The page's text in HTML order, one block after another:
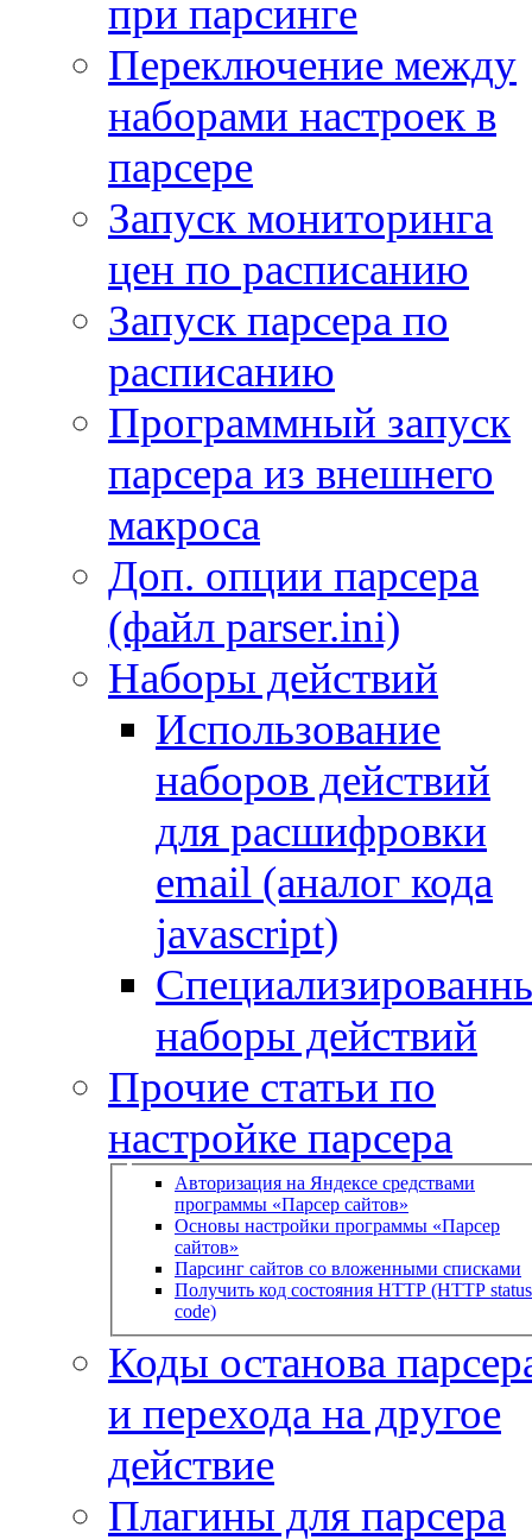
при парсинге
Переключение между
наборами настроек в
парсере
Запуск мониторинга
цен по расписанию
Запуск парсера по
расписанию
Программный запуск
парсера из внешнего
макроса
Доп. опции парсера
(файл parser.ini)
Наборы действий
Использование
наборов действий
для расшифровки
email (аналог кода
javascript)
наборы действий
Прочие статьи по
настройке парсера
Авторизация на Яндексе средствами
программы «Парсер сайтов»
Основы настройки программы «Парсер
сайтов»
Парсинг сайтов со вложенными списками
Получить код состояния HTTP (HTTP status
code)
Коды останова
и перехода на другое
действие
Плагины для парсера